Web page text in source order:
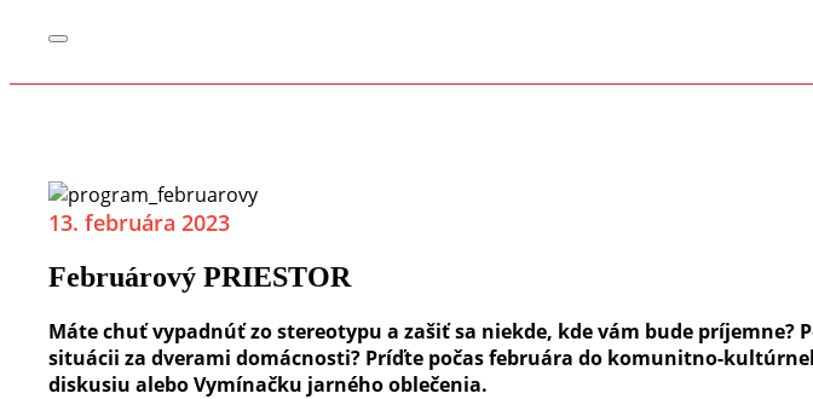
13. februára 2023
Februárový PRIESTOR
Máte chuť vypadnúť zo stereotypu a zašiť sa niekde, kde vám bude príjemne?
situácii za dverami domácnosti? Príďte počas februára do komunitno-
diskusiu alebo Vymínačku jarného oblečenia.